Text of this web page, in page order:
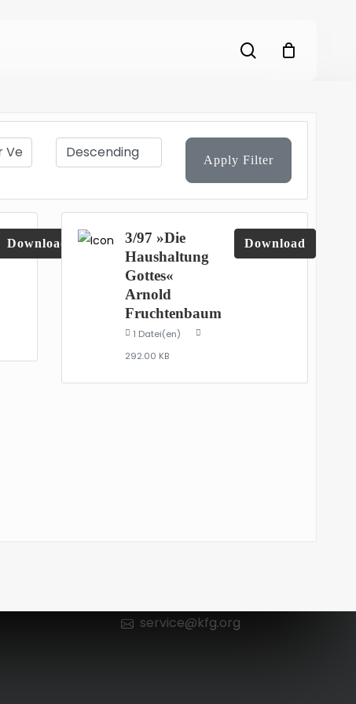
search
Apply Filter
Download
3/97 »Die
Haushaltung
Gottes«
Arnold
Fruchtenbaum
1 Datei(en)
292.00 KB
Download
service@kfg.org